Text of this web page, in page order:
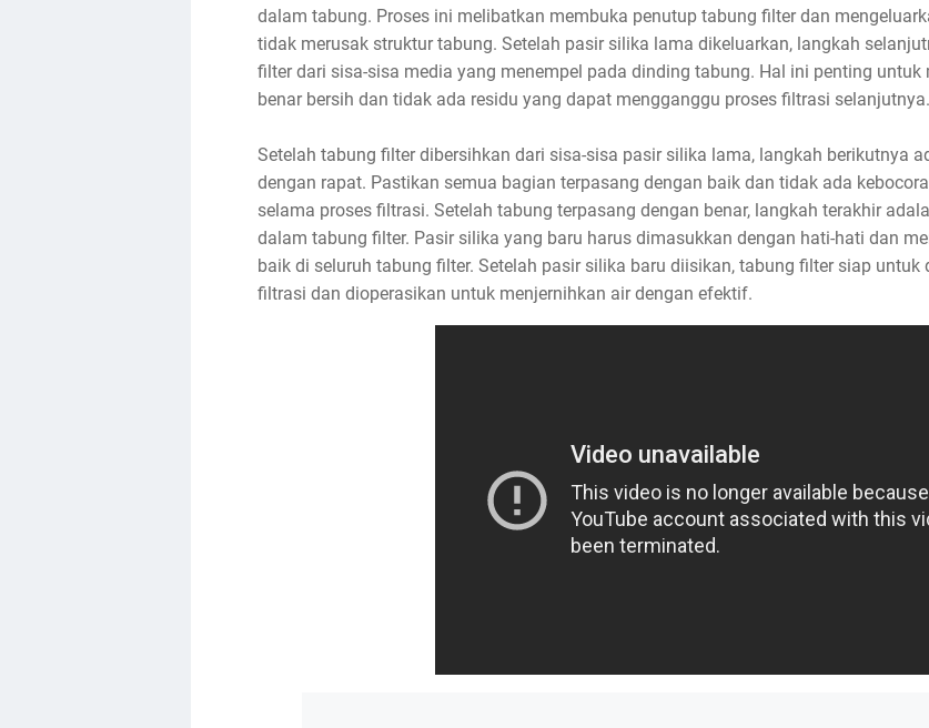
dalam tabung. Proses ini melibatkan membuka penutup tabung filter dan
tidak merusak struktur tabung. Setelah pasir silika lama dikeluarkan, langkah
filter dari sisa-sisa media yang menempel pada dinding tabung. Hal ini penting
benar bersih dan tidak ada residu yang dapat mengganggu proses filtrasi selanjutnya.
Setelah tabung filter dibersihkan dari sisa-sisa pasir silika lama, langkah berikutnya
dengan rapat. Pastikan semua bagian terpasang dengan baik dan tidak ada
selama proses filtrasi. Setelah tabung terpasang dengan benar, langkah terakhir
dalam tabung filter. Pasir silika yang baru harus dimasukkan dengan hati-hati dan
baik di seluruh tabung filter. Setelah pasir silika baru diisikan, tabung filter siap
filtrasi dan dioperasikan untuk menjernihkan air dengan efektif.